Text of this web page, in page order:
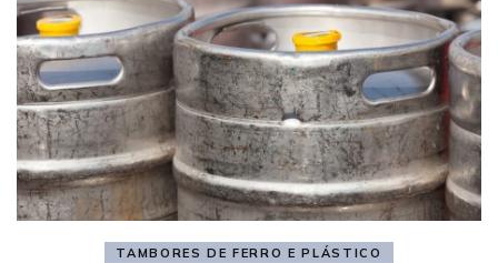
TAMBORES DE FERRO E PLÁSTICO